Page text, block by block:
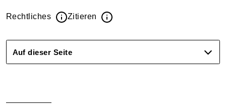
Rechtliches Zitieren
Auf dieser Seite